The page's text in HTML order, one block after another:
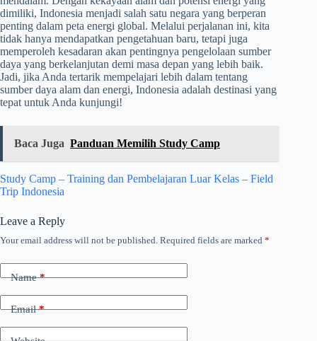
dimiliki, Indonesia menjadi salah satu negara yang berperan
penting dalam peta energi global. Melalui perjalanan ini, kita
tidak hanya mendapatkan pengetahuan baru, tetapi juga
memperoleh kesadaran akan pentingnya pengelolaan sumber
daya yang berkelanjutan demi masa depan yang lebih baik.
Jadi, jika Anda tertarik mempelajari lebih dalam tentang
sumber daya alam dan energi, Indonesia adalah destinasi yang
tepat untuk Anda kunjungi!
Baca Juga Panduan Memilih Study Camp
Study Camp – Training dan Pembelajaran Luar Kelas – Field
Trip Indonesia
Leave a Reply
Your email address will not be published. Required fields are marked *
Name*
Email*